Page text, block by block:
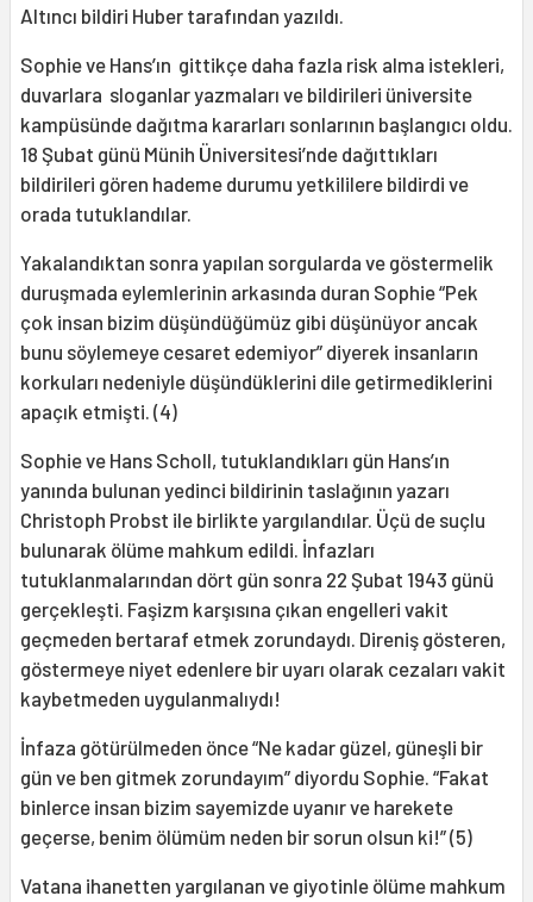
Altıncı bildiri Huber tarafından yazıldı.
Sophie ve Hans’ın gittikçe daha fazla risk alma istekleri,
duvarlara sloganlar yazmaları ve bildirileri üniversite
kampüsünde dağıtma kararları sonlarının başlangıcı oldu.
18 Şubat günü Münih Üniversitesi’nde dağıttıkları
bildirileri gören hademe durumu yetkililere bildirdi ve
orada tutuklandılar.
Yakalandıktan sonra yapılan sorgularda ve göstermelik
duruşmada eylemlerinin arkasında duran Sophie “Pek
çok insan bizim düşündüğümüz gibi düşünüyor ancak
bunu söylemeye cesaret edemiyor” diyerek insanların
korkuları nedeniyle düşündüklerini dile getirmediklerini
apaçık etmişti. (4)
Sophie ve Hans Scholl, tutuklandıkları gün Hans’ın
yanında bulunan yedinci bildirinin taslağının yazarı
Christoph Probst ile birlikte yargılandılar. Üçü de suçlu
bulunarak ölüme mahkum edildi. İnfazları
tutuklanmalarından dört gün sonra 22 Şubat 1943 günü
gerçekleşti. Faşizm karşısına çıkan engelleri vakit
geçmeden bertaraf etmek zorundaydı. Direniş gösteren,
göstermeye niyet edenlere bir uyarı olarak cezaları vakit
kaybetmeden uygulanmalıydı!
İnfaza götürülmeden önce “Ne kadar güzel, güneşli bir
gün ve ben gitmek zorundayım” diyordu Sophie. “Fakat
binlerce insan bizim sayemizde uyanır ve harekete
geçerse, benim ölümüm neden bir sorun olsun ki!” (5)
Vatana ihanetten yargılanan ve giyotinle ölüme mahkum